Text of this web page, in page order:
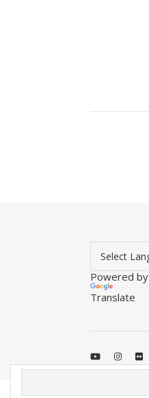
Powered by
Translate